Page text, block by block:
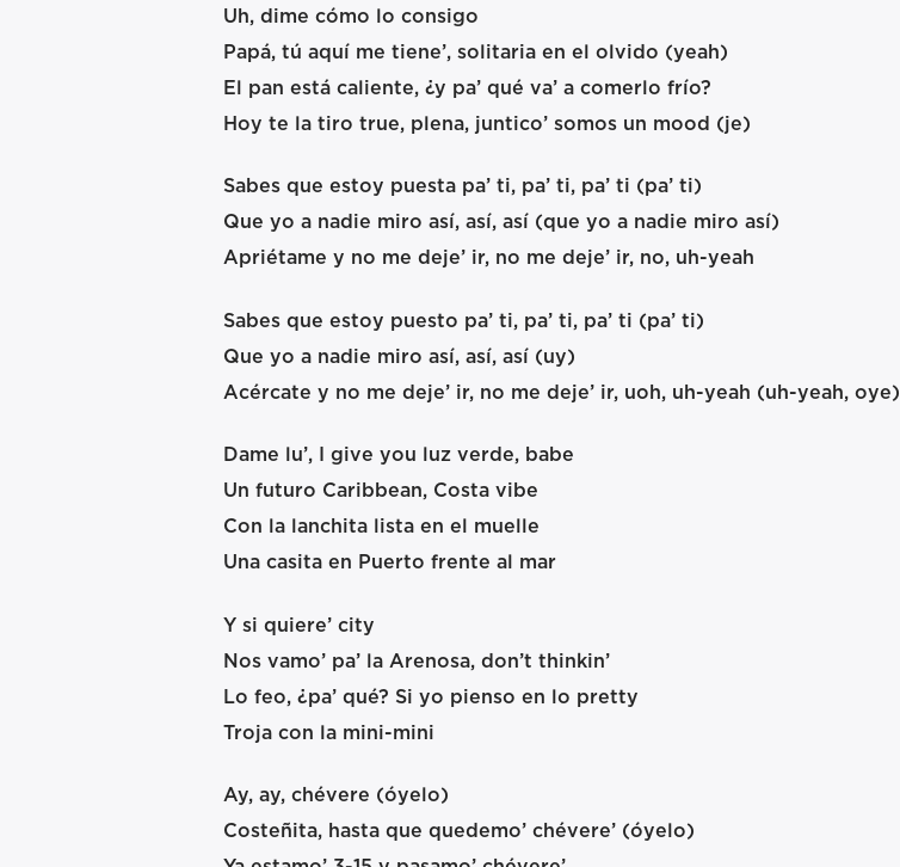
Uh, dime cómo lo consigo
Papá, tú aquí me tiene’, solitaria en el olvido (yeah)
El pan está caliente, ¿y pa’ qué va’ a comerlo frío?
Hoy te la tiro true, plena, juntico’ somos un mood (je)
Sabes que estoy puesta pa’ ti, pa’ ti, pa’ ti (pa’ ti)
Que yo a nadie miro así, así, así (que yo a nadie miro así)
Apriétame y no me deje’ ir, no me deje’ ir, no, uh-yeah
Sabes que estoy puesto pa’ ti, pa’ ti, pa’ ti (pa’ ti)
Que yo a nadie miro así, así, así (uy)
Acércate y no me deje’ ir, no me deje’ ir, uoh, uh-yeah (uh-yeah, oye)
Dame lu’, I give you luz verde, babe
Un futuro Caribbean, Costa vibe
Con la lanchita lista en el muelle
Una casita en Puerto frente al mar
Y si quiere’ city
Nos vamo’ pa’ la Arenosa, don’t thinkin’
Lo feo, ¿pa’ qué? Si yo pienso en lo pretty
Troja con la mini-mini
Ay, ay, chévere (óyelo)
Costeñita, hasta que quedemo’ chévere’ (óyelo)